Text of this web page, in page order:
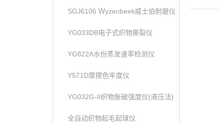
SGJ6106 Ｗyzenbeek威士伯耐磨仪
YG033DB电子式织物撕裂仪
YG822A水份蒸发速率检测仪
Y571D摩擦色牢度仪
YG032G-II织物胀破强度仪(液压法)
全自动织物起毛起球仪